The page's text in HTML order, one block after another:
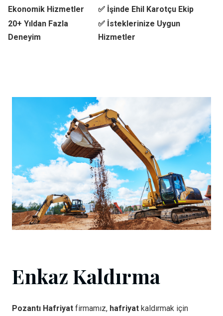
Ekonomik Hizmetler
✅ İşinde Ehil Karotçu Ekip
20+ Yıldan Fazla
Deneyim
✅ İsteklerinize Uygun
Hizmetler
Enkaz Kaldırma
Pozantı Hafriyat firmamız, hafriyat kaldırmak için